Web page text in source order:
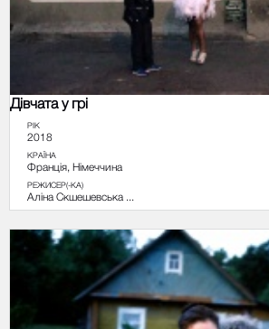
Дівчата у грі
РІК
2018
КРАЇНА
Франція, Німеччина
РЕЖИСЕР(-КА)
Аліна Скшешевська ...